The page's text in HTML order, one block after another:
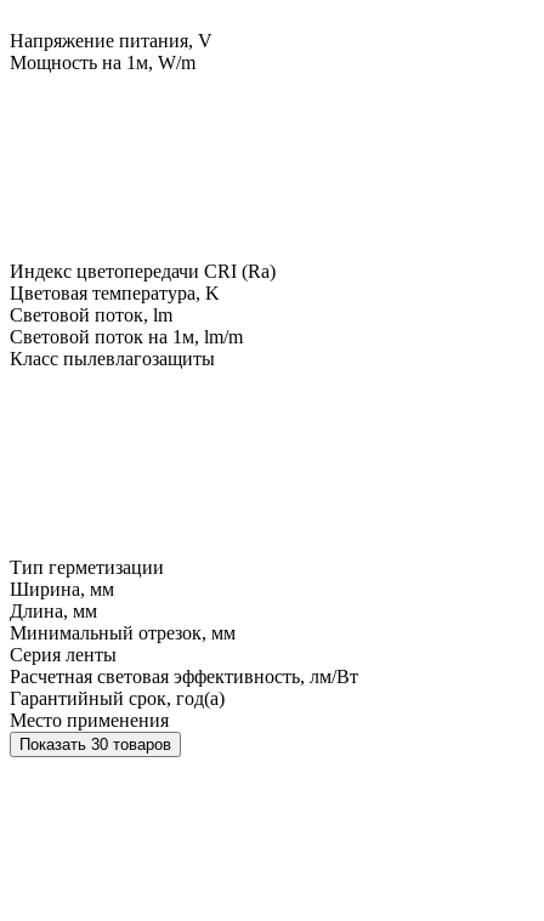
Напряжение питания, V
Мощность на 1м, W/m
Индекс цветопередачи CRI (Ra)
Цветовая температура, K
Световой поток, lm
Световой поток на 1м, lm/m
Класс пылевлагозащиты
Тип герметизации
Ширина, мм
Длина, мм
Минимальный отрезок, мм
Серия ленты
Расчетная световая эффективность, лм/Вт
Гарантийный срок, год(а)
Место применения
Показать 30 товаров